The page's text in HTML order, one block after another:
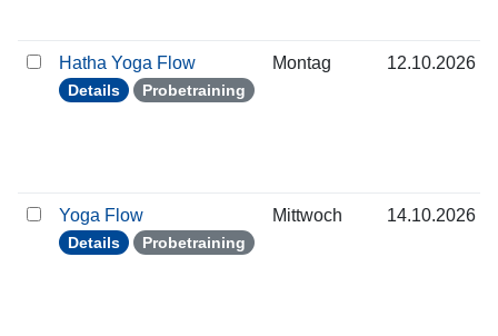
Hatha Yoga Flow
Details Probetraining
Montag 12.10.2026
Yoga Flow
Details Probetraining
Mittwoch 14.10.2026